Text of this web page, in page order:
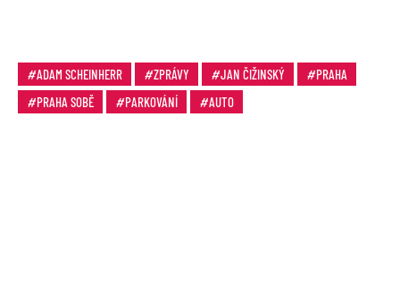
ADAM SCHEINHERR ZPRÁVY JAN ČIŽINSKÝ
PRAHA
PRAHA SOBĚ
PARKOVÁNÍ AUTO